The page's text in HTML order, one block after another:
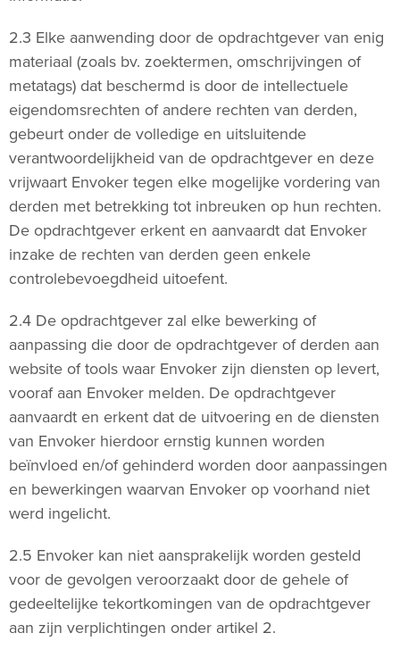
2.3 Elke aanwending door de opdrachtgever van enig
materiaal (zoals bv. zoektermen, omschrijvingen of
metatags) dat beschermd is door de intellectuele
eigendomsrechten of andere rechten van derden,
gebeurt onder de volledige en uitsluitende
verantwoordelijkheid van de opdrachtgever en deze
vrijwaart Envoker tegen elke mogelijke vordering van
derden met betrekking tot inbreuken op hun rechten.
De opdrachtgever erkent en aanvaardt dat Envoker
inzake de rechten van derden geen enkele
controlebevoegdheid uitoefent.
2.4 De opdrachtgever zal elke bewerking of
aanpassing die door de opdrachtgever of derden aan
website of tools waar Envoker zijn diensten op levert,
vooraf aan Envoker melden. De opdrachtgever
aanvaardt en erkent dat de uitvoering en de diensten
van Envoker hierdoor ernstig kunnen worden
beïnvloed en/of gehinderd worden door aanpassingen
en bewerkingen waarvan Envoker op voorhand niet
werd ingelicht.
2.5 Envoker kan niet aansprakelijk worden gesteld
voor de gevolgen veroorzaakt door de gehele of
gedeeltelijke tekortkomingen van de opdrachtgever
aan zijn verplichtingen onder artikel 2.